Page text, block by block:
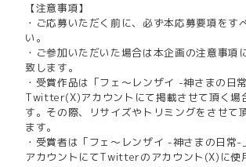
【注意事項】
・ご応募いただく前に、必ず本応募要項をす
い。
・ご参加いただいた場合は本企画の注意事項
致します。
・受賞作品は「フェ～レンザイ -神さまの日
Twitter(X)アカウントにて掲載させて頂く場
す。その際、リサイズやトリミングをさせて
ます。
・受賞者は「フェ～レンザイ -神さまの日
アカウントにてTwitterのアカウント(X)に使